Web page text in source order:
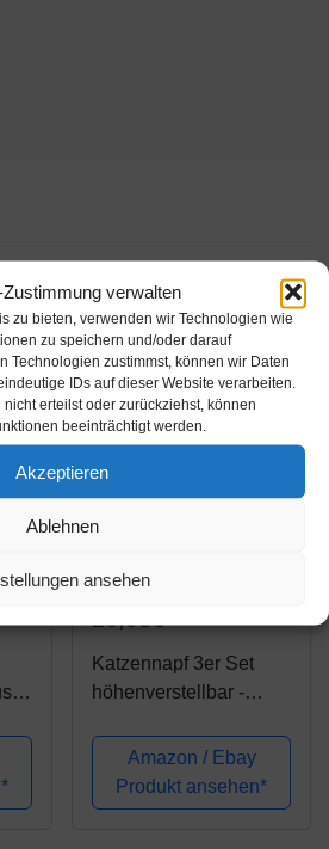
verwalten
zu bieten, verwenden wir Technologien wie
zu speichern und/oder darauf
Technologien zustimmst, können wir Daten
IDs auf dieser Website verarbeiten.
erteilst oder zurückziehst, können
beeinträchtigt werden.
Akzeptieren
Ablehnen
ansehen
Amazon.de
26,98€
Katzennapf 3er Set
höhenverstellbar -
Katzen 3 Näpfe -
Futterbar mit Holz
Ständer - Futternapf mit
Amazon / Ebay
Produkt ansehen*